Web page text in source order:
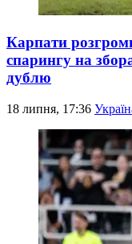
Карпати
спарингу на
дублю
18 липня, 17:36